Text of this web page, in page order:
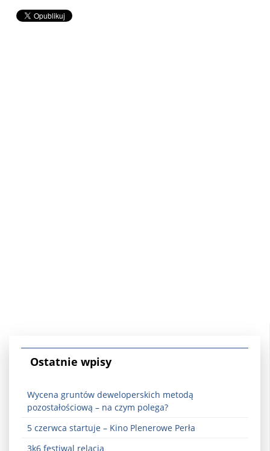
Ostatnie wpisy
Wycena gruntów deweloperskich metodą
pozostałościową – na czym polega?
5 czerwca startuje – Kino Plenerowe Perła
3k6 festiwal relacja